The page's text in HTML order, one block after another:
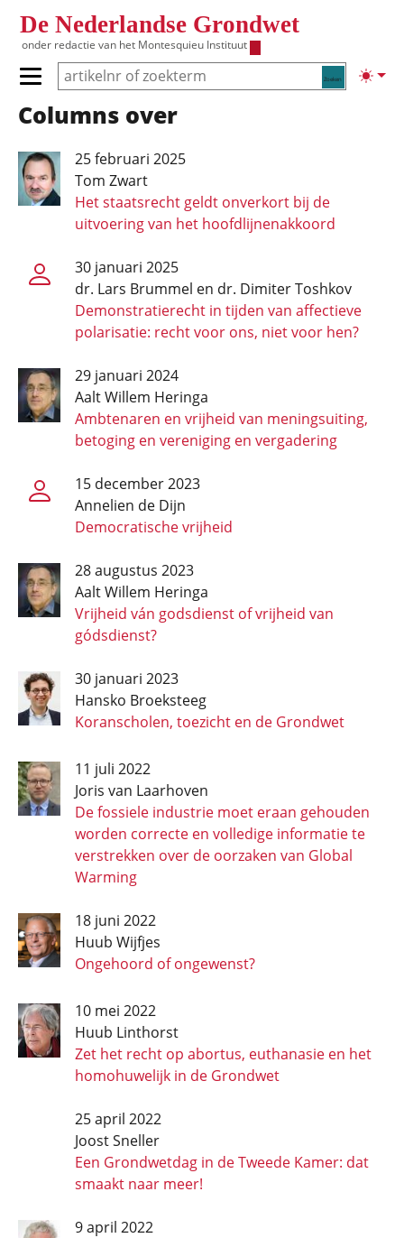
De Nederlandse Grondwet
onder redactie van het Montesquieu Instituut
Zoeken
Primair menu tonen/verbergen
Hoofdnavigatie
Columns over
25 februari 2025
Tom Zwart
Het staatsrecht geldt onverkort bij de
uitvoering van het hoofdlijnenakkoord
30 januari 2025
dr. Lars Brummel en dr. Dimiter Toshkov
Demonstratie­recht in tijden van affectieve
polarisatie: recht voor ons, niet voor hen?
29 januari 2024
Aalt Willem Heringa
Ambtenaren en vrijheid van meningsuiting,
betoging en vereniging en vergadering
15 december 2023
Annelien de Dijn
Democratische vrijheid
28 augustus 2023
Aalt Willem Heringa
Vrijheid ván godsdienst of vrijheid van
gódsdienst?
30 januari 2023
Hansko Broeksteeg
Koranscholen, toezicht en de Grondwet
11 juli 2022
Joris van Laarhoven
De fossiele industrie moet eraan gehouden
worden correcte en volledige informatie te
verstrekken over de oorzaken van Global
Warming
18 juni 2022
Huub Wijfjes
Ongehoord of ongewenst?
10 mei 2022
Huub Linthorst
Zet het recht op abortus, euthanasie en het
homohuwelijk in de Grondwet
25 april 2022
Joost Sneller
Een Grondwetdag in de Tweede Kamer: dat
smaakt naar meer!
9 april 2022